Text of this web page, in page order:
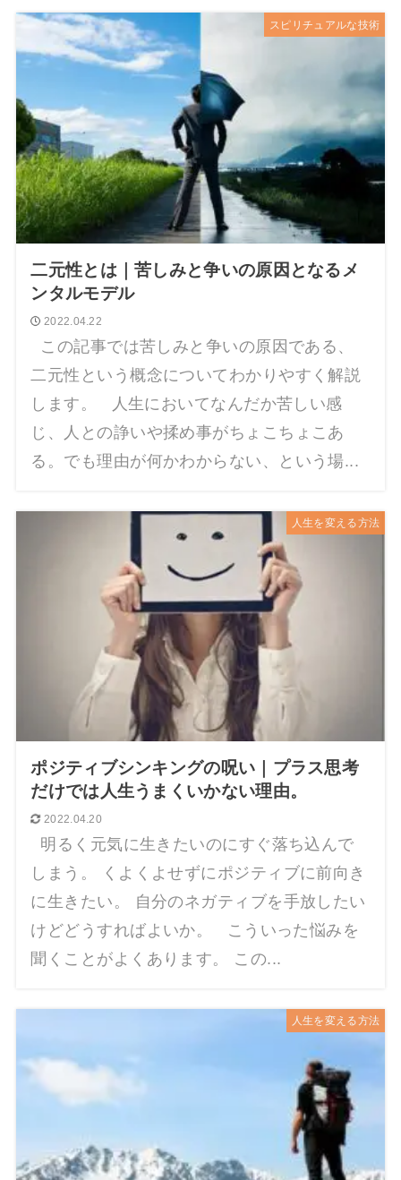
スピリチュアルな技術
二元性とは｜苦しみと争いの原因となるメ
ンタルモデル
2022.04.22
この記事では苦しみと争いの原因である、
二元性という概念についてわかりやすく解説
します。 人生においてなんだか苦しい感
じ、人との諍いや揉め事がちょこちょこあ
る。でも理由が何かわからない、という場...
人生を変える方法
ポジティブシンキングの呪い｜プラス思考
だけでは人生うまくいかない理由。
2022.04.20
明るく元気に生きたいのにすぐ落ち込んで
しまう。 くよくよせずにポジティブに前向き
に生きたい。 自分のネガティブを手放したい
けどどうすればよいか。 こういった悩みを
聞くことがよくあります。 この...
人生を変える方法